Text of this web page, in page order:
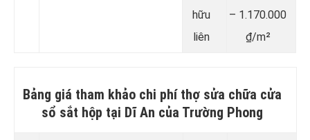
hữu
liên
– 1.170.000
₫/m²
Bảng giá tham khảo chi phí thợ sửa chữa cửa
sổ sắt hộp tại Dĩ An của Trường Phong